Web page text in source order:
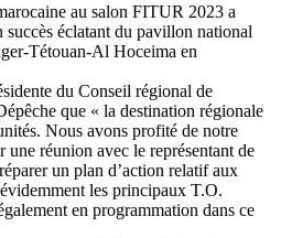
au salon FITUR 2023 a
succès éclatant du pavillon national
Tétouan-Al Hoceima en
du Conseil régional de
que « la destination régionale
Nous avons profité de notre
réunion avec le représentant de
un plan d’action relatif aux
les principaux T.O.
en programmation dans ce